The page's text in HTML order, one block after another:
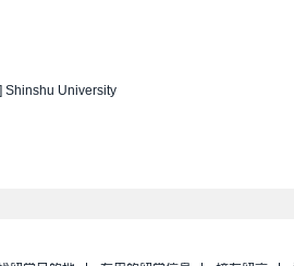
Shinshu University